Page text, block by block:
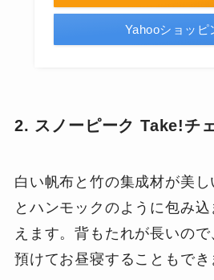
Yahooショッピ
2. スノーピーク Take!チ
白い帆布と竹の集成材が美
とハンモックのように包み
えます。背もたれが長いの
預けてお昼寝することもでき